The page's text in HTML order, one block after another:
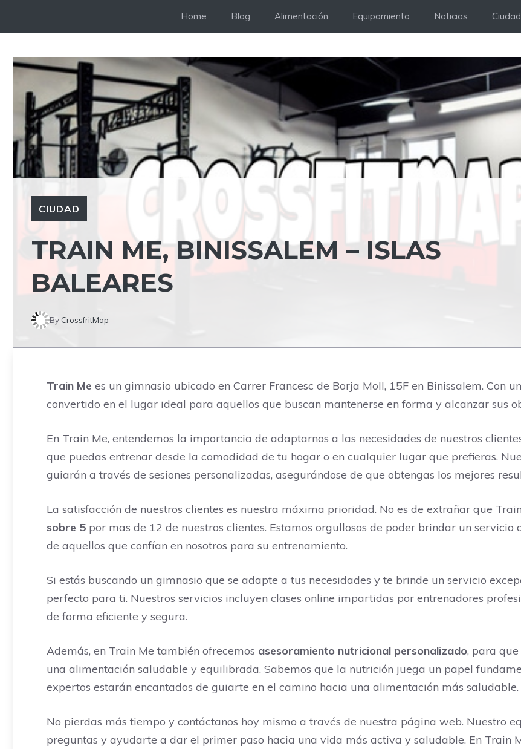
Home Blog Alimentación Equipamiento Noticias
CIUDAD
TRAIN ME, BINISSALEM – ISLAS
BALEARES
By CrossfritMap
Train Me es un gimnasio ubicado en Carrer Francesc de Borja Moll, 15F en Binissalem. Con
convertido en el lugar ideal para aquellos que buscan mantenerse en forma y alcanzar sus
En Train Me, entendemos la importancia de adaptarnos a las necesidades de nuestros
que puedas entrenar desde la comodidad de tu hogar o en cualquier lugar que prefieras.
guiarán a través de sesiones personalizadas, asegurándose de que obtengas los mejores
La satisfacción de nuestros clientes es nuestra máxima prioridad. No es de extrañar que
sobre 5 por mas de 12 de nuestros clientes. Estamos orgullosos de poder brindar un
de aquellos que confían en nosotros para su entrenamiento.
Si estás buscando un gimnasio que se adapte a tus necesidades y te brinde un servicio
perfecto para ti. Nuestros servicios incluyen clases online impartidas por entrenadores
de forma eficiente y segura.
Además, en Train Me también ofrecemos asesoramiento nutricional personalizado, para
una alimentación saludable y equilibrada. Sabemos que la nutrición juega un papel
expertos estarán encantados de guiarte en el camino hacia una alimentación más saludable.
No pierdas más tiempo y contáctanos hoy mismo a través de nuestra página web. Nuestro
preguntas y ayudarte a dar el primer paso hacia una vida más activa y saludable. En Train